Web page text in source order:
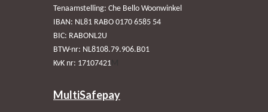
Tenaamstelling: Che Bello Woonwinkel
IBAN: NL81 RABO 0170 6585 54
BIC: RABONL2U
BTW-nr: NL8108.79.906.B01
KvK nr: 17107421
MultiSafepay